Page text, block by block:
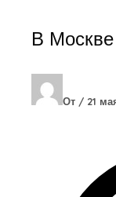
В Москве
От / 21